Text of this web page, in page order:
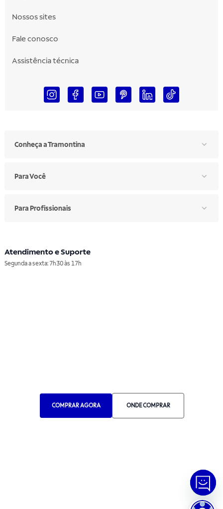
COMPRAR AGORA ONDE COMPRAR
Nossos sites
Fale conosco
Assistência técnica
Conheça a Tramontina
Para Você
Para Profissionais
Atendimento e Suporte
Segunda a sexta: 7h30 às 17h
RA 1000